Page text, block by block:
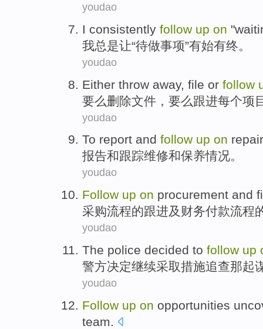
youdao
I consistently follow up on "
我总是让“待做事项”有始有终。
youdao
Either throw away, file or follow
要么删除文件 ， 要么跟进每个项
youdao
To report and follow up on repair
报告和跟踪维修和保养情况。
youdao
Follow up on procurement and
采购流程的跟进及 财务付款流程
youdao
The police decided to follow up
警方决定继续采取措施追查那起
youdao
Follow up on opportunities
team.